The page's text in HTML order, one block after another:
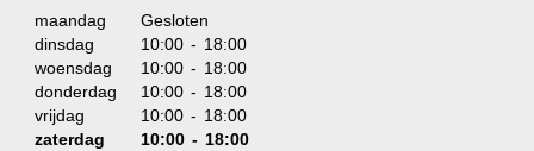
maandag
Gesloten
dinsdag
10:00 - 18:00
woensdag
10:00 - 18:00
donderdag
10:00 - 18:00
vrijdag
10:00 - 18:00
zaterdag
10:00 - 18:00